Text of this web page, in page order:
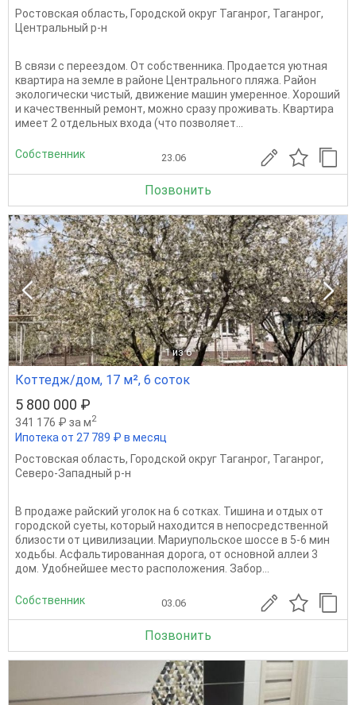
Ростовская область, Городской округ Таганрог, Таганрог,
Центральный р-н
В связи с переездом. От собственника. Продается уютная
квартира на земле в районе Центрального пляжа. Район
экологически чистый, движение машин умеренное. Хороший
и качественный ремонт, можно сразу проживать. Квартира
имеет 2 отдельных входа (что позволяет...
Собственник 23.06
Позвонить
1 из 6
Коттедж/дом, 17 м², 6 соток
5 800 000 ₽
341 176 ₽ за м2
Ипотека от 27 789 ₽ в месяц
Ростовская область, Городской округ Таганрог, Таганрог,
Северо-Западный р-н
В продаже райский уголок на 6 сотках. Тишина и отдых от
городской суеты, который находится в непосредственной
близости от цивилизации. Мариупольское шоссе в 5-6 мин
ходьбы. Асфальтированная дорога, от основной аллеи 3
дом. Удобнейшее место расположения. Забор...
Собственник 03.06
Позвонить